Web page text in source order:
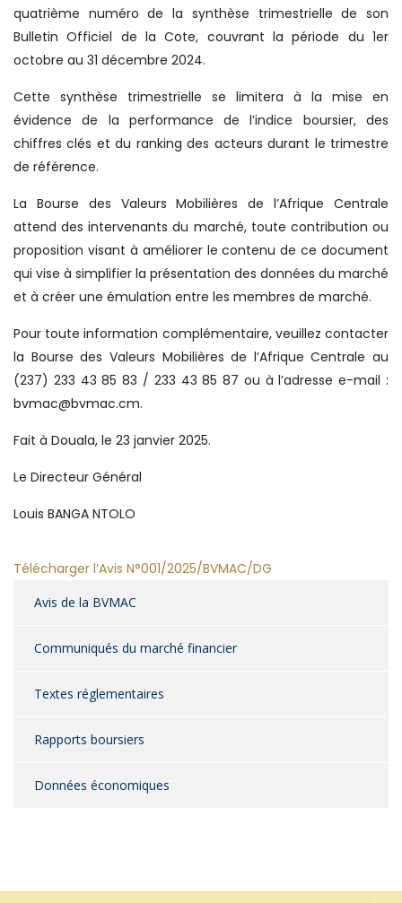
quatrième numéro de la synthèse trimestrielle de son
Bulletin Officiel de la Cote, couvrant la période du 1er
octobre au 31 décembre 2024.
Cette synthèse trimestrielle se limitera à la mise en
évidence de la performance de l’indice boursier, des
chiffres clés et du ranking des acteurs durant le trimestre
de référence.
La Bourse des Valeurs Mobilières de l’Afrique Centrale
attend des intervenants du marché, toute contribution ou
proposition visant à améliorer le contenu de ce document
qui vise à simplifier la présentation des données du marché
et à créer une émulation entre les membres de marché.
Pour toute information complémentaire, veuillez contacter
la Bourse des Valeurs Mobilières de l’Afrique Centrale au
(237) 233 43 85 83 / 233 43 85 87 ou à l’adresse e-mail :
bvmac@bvmac.cm.
Fait à Douala, le 23 janvier 2025.
Le Directeur Général
Louis BANGA NTOLO
Télécharger l’Avis N°001/2025/BVMAC/DG
Avis de la BVMAC
Communiqués du marché financier
Textes réglementaires
Rapports boursiers
Données économiques